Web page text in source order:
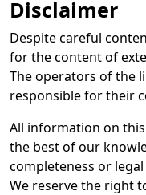
Disclaimer
Despite careful
for the content of
The operators of the
responsible for their
All information on
the best of our
completeness or legal
We reserve the right